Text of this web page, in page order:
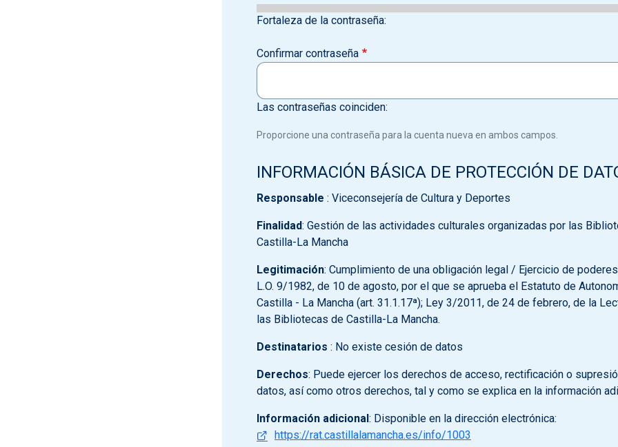
Fortaleza de la contraseña:
Confirmar contraseña
Las contraseñas coinciden:
Proporcione una contraseña para la cuenta nueva en ambos campos.
INFORMACIÓN BÁSICA DE PROTECCIÓN DE
Responsable : Viceconsejería de Cultura y Deportes
Finalidad: Gestión de las actividades culturales organizadas por las
Castilla-La Mancha
Legitimación: Cumplimiento de una obligación legal / Ejercicio de
L.O. 9/1982, de 10 de agosto, por el que se aprueba el Estatuto de
Castilla - La Mancha (art. 31.1.17ª); Ley 3/2011, de 24 de febrero, de la
las Bibliotecas de Castilla-La Mancha.
Destinatarios : No existe cesión de datos
Derechos: Puede ejercer los derechos de acceso, rectificación o
datos, así como otros derechos, tal y como se explica en la información
Información adicional: Disponible en la dirección electrónica:
https://rat.castillalamancha.es/info/1003